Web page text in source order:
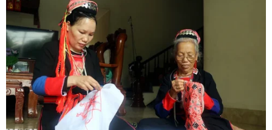
Quang cảnh lễ công bố báo cáo Báo cáo Kinh tế Việt Nam
2025. (Nguồn: Báo Nhân dân)
Chiều 20/6, tại Hà Nội, Bộ Ngoại giao phối hợp
với Bộ Tài chính cùng Tổ chức Hợp tác và Phát
triển kinh tế (OECD) tổ chức Hội thảo công bố
Báo cáo kinh tế Việt Nam 2025 (OECD Economic
Surveys: Viet Nam 2025) do OECD thực hiện.